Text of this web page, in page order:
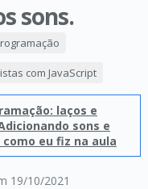
sons.
19/10/2021
com JavaScript
laços e
sons e
como eu fiz na aula